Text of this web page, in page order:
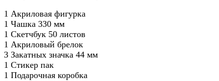
1 Акриловая фигурка
1 Чашка 330 мм
1 Скетчбук 50 листов
1 Акриловый брелок
3 Закатных значка 44 мм
1 Стикер пак
1 Подарочная коробка